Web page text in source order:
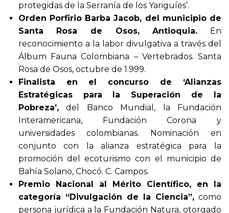
protegidas de la Serranía de los Yariguíes’.
Orden Porfirio Barba Jacob, del municipio de
Santa Rosa de Osos, Antioquia. En
reconocimiento a la labor divulgativa a través del
Álbum Fauna Colombiana – Vertebrados. Santa
Rosa de Osos, octubre de 1.999.
Finalista en el concurso de ‘Alianzas
Estratégicas para la Superación de la
Pobreza’,del Banco Mundial, la Fundación
Interamericana, Fundación Corona y
universidades colombianas. Nominación en
conjunto con la alianza estratégica para la
promoción del ecoturismo con el municipio de
Bahía Solano, Chocó. C. Campos.
Premio Nacional al Mérito Científico, en la
categoría “Divulgación de la Ciencia”,como
persona jurídica a la Fundación Natura, otorgado